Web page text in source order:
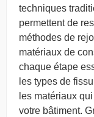
techniques
permettent de
méthodes de
matériaux de
chaque étape
les types de
les matériaux
votre bâtiment.